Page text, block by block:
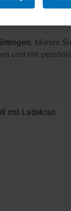
Mieten
und mit